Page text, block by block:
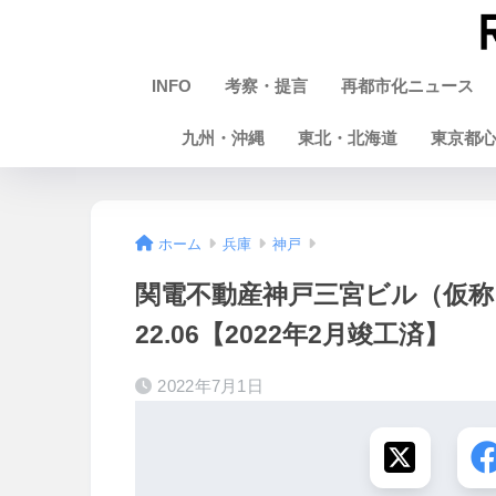
INFO 考察・提言 再都市化ニュース
九州・沖縄 東北・北海道 東京都心
ホーム 兵庫 神戸
関電不動産神戸三宮ビル（仮
22.06【2022年2月竣工済】
2022年7月1日